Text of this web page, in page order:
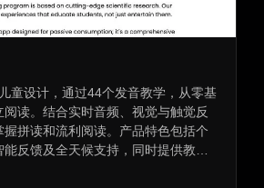
童设计，通过44个发音教学，从零基
读。结合实时音频、视觉与触觉反
拼读和流利阅读。产品特色包括个
反馈及全天候支持，同时提供教师